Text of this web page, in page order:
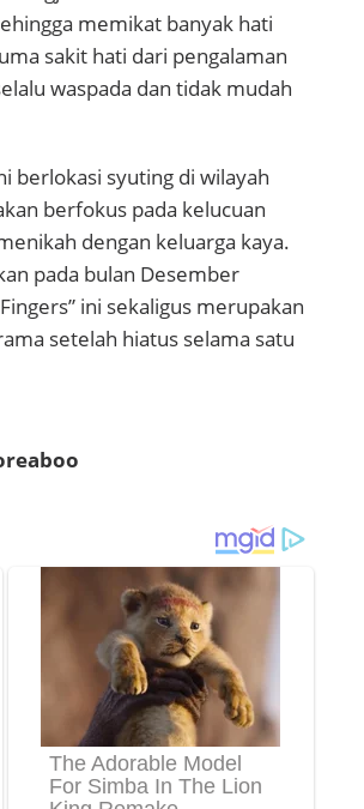
memikat banyak hati
sakit hati dari pengalaman
waspada dan tidak mudah
berlokasi syuting di wilayah
berfokus pada kelucuan
dengan keluarga kaya.
pada bulan Desember
ini sekaligus merupakan
setelah hiatus selama satu